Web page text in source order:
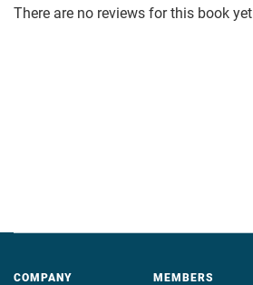
There are no reviews for this book yet
COMPANY MEMBERS